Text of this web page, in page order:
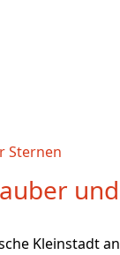
Kleinstadt